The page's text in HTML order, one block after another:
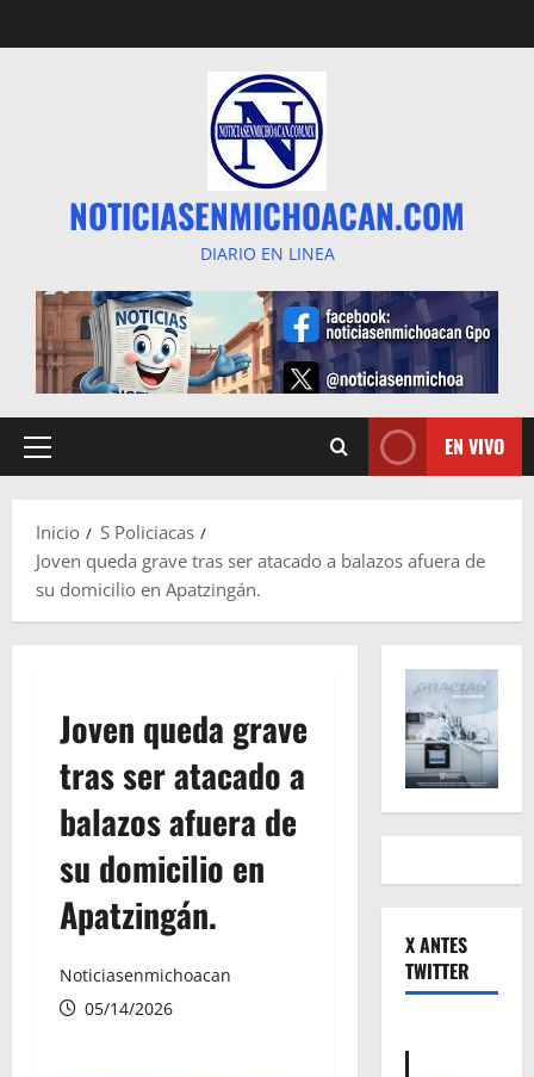
al
NOTICIASENMICHOACAN.COM
DIARIO EN LINEA
Menú
EN VIVO
Inicio
S Policiacas
Joven queda grave tras ser atacado a balazos afuera de
su domicilio en Apatzingán.
Joven queda grave
tras ser atacado a
balazos afuera de
su domicilio en
Apatzingán.
Noticiasenmichoacan
05/14/2026
X ANTES
TWITTER